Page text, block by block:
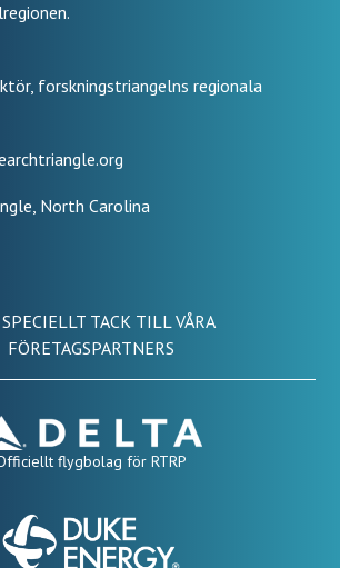
forskningstriangelns regionala
North Carolina
TACK TILL VÅRA
FÖRETAGSPARTNERS
flygbolag för RTRP